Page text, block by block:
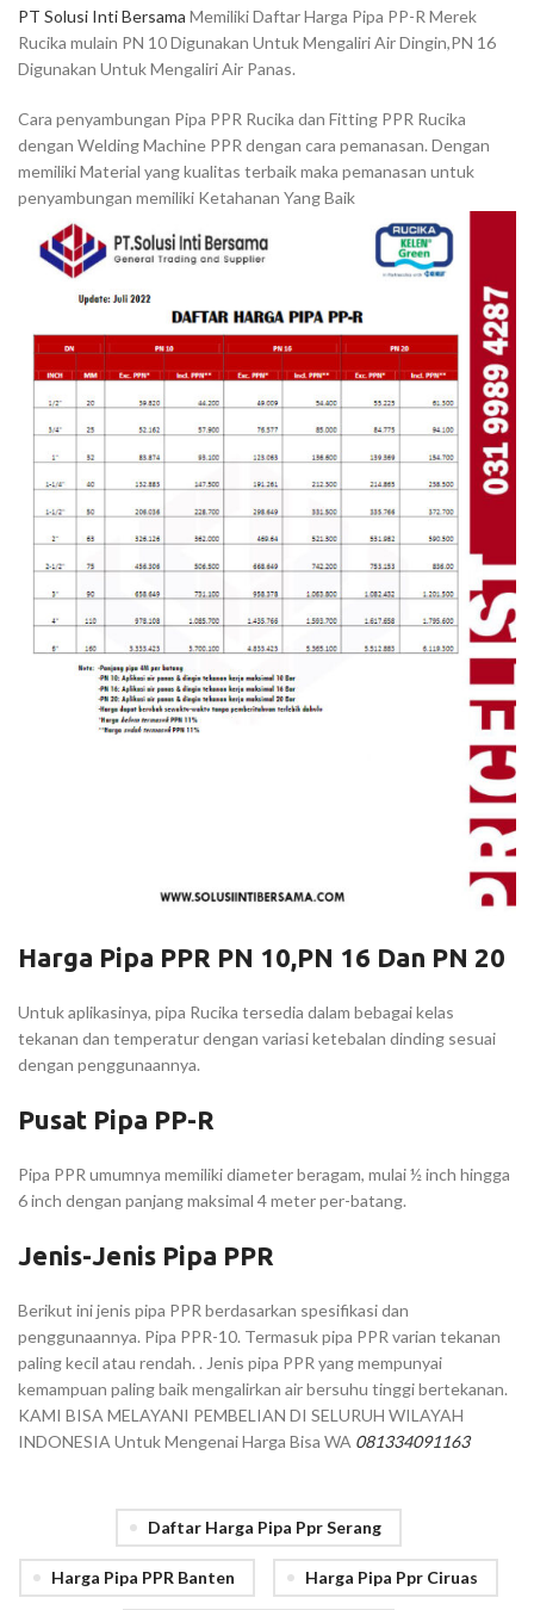
PT Solusi Inti Bersama Memiliki Daftar Harga Pipa PP-R Merek
Rucika mulain PN 10 Digunakan Untuk Mengaliri Air Dingin,PN 16
Digunakan Untuk Mengaliri Air Panas.
Cara penyambungan Pipa PPR Rucika dan Fitting PPR Rucika
dengan Welding Machine PPR dengan cara pemanasan. Dengan
memiliki Material yang kualitas terbaik maka pemanasan untuk
penyambungan memiliki Ketahanan Yang Baik
Harga Pipa PPR PN 10,PN 16 Dan PN 20
Untuk aplikasinya, pipa Rucika tersedia dalam bebagai kelas
tekanan dan temperatur dengan variasi ketebalan dinding sesuai
dengan penggunaannya.
Pusat Pipa PP-R
Pipa PPR umumnya memiliki diameter beragam, mulai ½ inch hingga
6 inch dengan panjang maksimal 4 meter per-batang.
Jenis-Jenis Pipa PPR
Berikut ini jenis pipa PPR berdasarkan spesifikasi dan
penggunaannya. Pipa PPR-10. Termasuk pipa PPR varian tekanan
paling kecil atau rendah. . Jenis pipa PPR yang mempunyai
kemampuan paling baik mengalirkan air bersuhu tinggi bertekanan.
KAMI BISA MELAYANI PEMBELIAN DI SELURUH WILAYAH
INDONESIA Untuk Mengenai Harga Bisa WA 081334091163
Daftar Harga Pipa Ppr Serang
Harga Pipa PPR Banten Harga Pipa Ppr Ciruas